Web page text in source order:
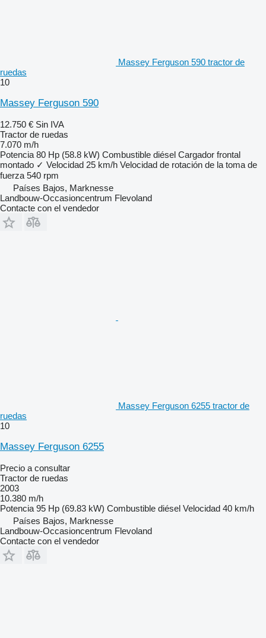
Massey Ferguson 590 tractor de
ruedas
10
Massey Ferguson 590
12.750 € Sin IVA
Tractor de ruedas
7.070 m/h
Potencia 80 Hp (58.8 kW) Combustible diésel Cargador frontal
montado ✓ Velocidad 25 km/h Velocidad de rotación de la toma de
fuerza 540 rpm
Países Bajos, Marknesse
Landbouw-Occasioncentrum Flevoland
Contacte con el vendedor
Massey Ferguson 6255 tractor de
ruedas
10
Massey Ferguson 6255
Precio a consultar
Tractor de ruedas
2003
10.380 m/h
Potencia 95 Hp (69.83 kW) Combustible diésel Velocidad 40 km/h
Países Bajos, Marknesse
Landbouw-Occasioncentrum Flevoland
Contacte con el vendedor